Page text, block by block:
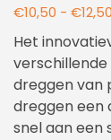
€10,50 - €12,50
Het
verschillende
dreggen van
dreggen een
snel aan een